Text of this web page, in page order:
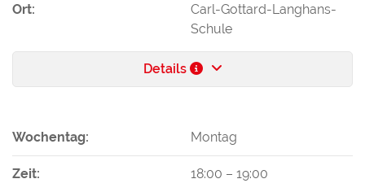
Ort:
Carl-Gottard-Langhans-
Schule
Details
Wochentag: Montag
Zeit: 18:00 – 19:00